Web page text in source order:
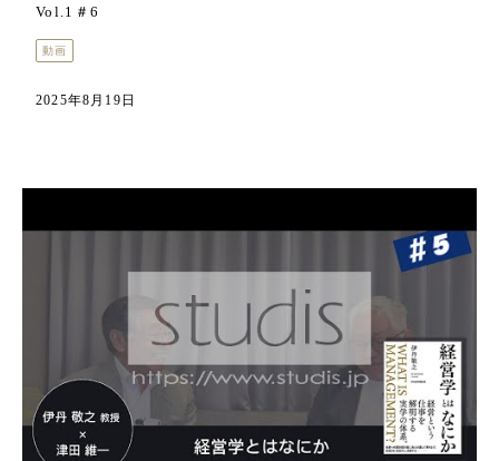
Vol.1＃6
動画
2025年8月19日